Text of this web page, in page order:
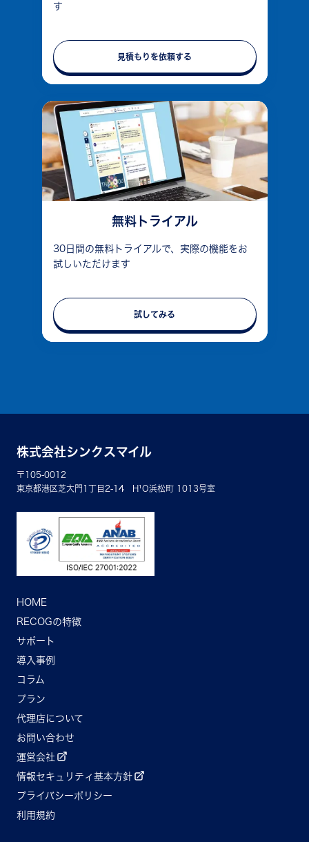
す
見積もりを依頼する
無料トライアル
30日間の無料トライアルで、実際の機能をお
試しいただけます
試してみる
株式会社シンクスマイル
〒105-0012
東京都港区芝大門1丁目2-14 H¹O浜松町 1013号室
HOME
RECOGの特徴
サポート
導入事例
コラム
プラン
代理店について
お問い合わせ
運営会社
情報セキュリティ基本方針
プライバシーポリシー
利用規約